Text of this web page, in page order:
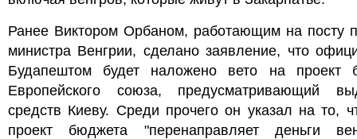
Ранее Виктором Орбаном, работающим на посту
министра Венгрии, сделано заявление, что
Будапештом будет наложено вето на проект
Европейского союза, предусматривающий
средств Киеву. Среди прочего он указал на то,
проект бюджета "перенаправляет деньги